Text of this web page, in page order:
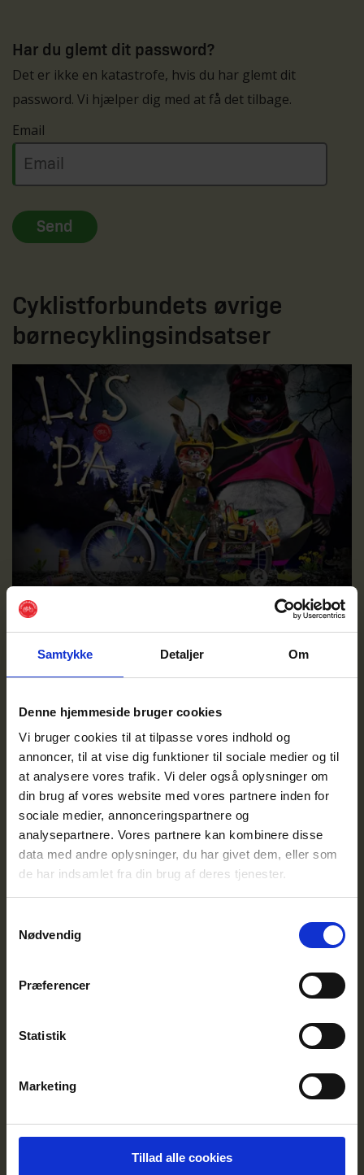
Samtykke Detaljer Om
Denne hjemmeside bruger cookies
Vi bruger cookies til at tilpasse vores indhold og
annoncer, til at vise dig funktioner til sociale medier og til
at analysere vores trafik. Vi deler også oplysninger om
din brug af vores website med vores partnere inden for
sociale medier, annonceringspartnere og
analysepartnere. Vores partnere kan kombinere disse
data med andre oplysninger, du har givet dem, eller som
de har indsamlet fra din brug af deres tjenester.
Nødvendig
Præferencer
Statistik
Marketing
Tillad alle cookies
Har du glemt dit password?
Det er ikke en katastrofe, hvis du har glemt dit
password. Vi hjælper dig med at få det tilbage.
Email
Cyklistforbundets øvrige
børnecyklingsindsatser
LYS PÅ
LYS PÅ-kampagnen sætter spot på lys, lygter og
reflekser i 3. klasse i november måned.
Gratis cykellege skræddersyet til SFO'er og fritidstilbud.